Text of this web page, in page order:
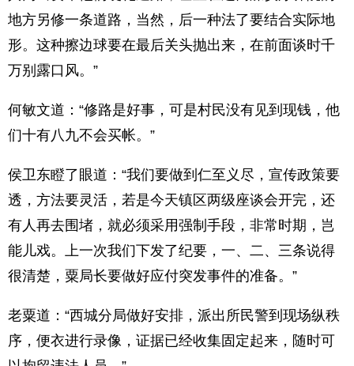
地方另修一条道路，当然，后一种法了要结合实际地
形。这种擦边球要在最后关头抛出来，在前面谈时千
万别露口风。”
何敏文道：“修路是好事，可是村民没有见到现钱，他
们十有八九不会买帐。”
侯卫东瞪了眼道：“我们要做到仁至义尽，宣传政策要
透，方法要灵活，若是今天镇区两级座谈会开完，还
有人再去围堵，就必须采用强制手段，非常时期，岂
能儿戏。上一次我们下发了纪要，一、二、三条说得
很清楚，粟局长要做好应付突发事件的准备。”
老粟道：“西城分局做好安排，派出所民警到现场纵秩
序，便衣进行录像，证据已经收集固定起来，随时可